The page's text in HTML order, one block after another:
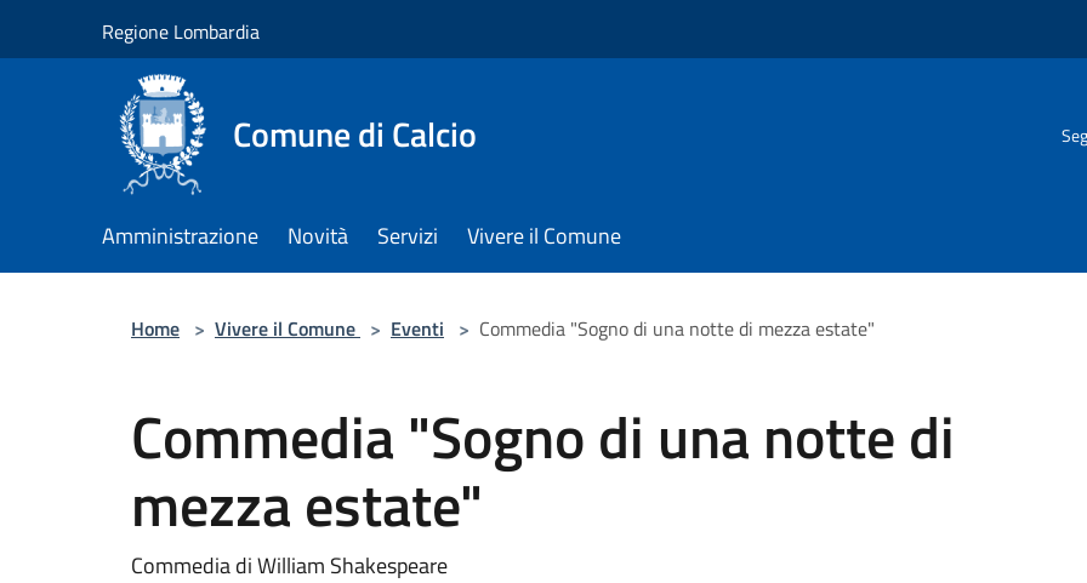
Regione Lombardia
Comune di Calcio
Amministrazione Novità Servizi Vivere il Comune
Home > Vivere il Comune > Eventi > Commedia "Sogno di una notte di mezza estate"
Commedia "Sogno di una notte di
mezza estate"
Commedia di William Shakespeare